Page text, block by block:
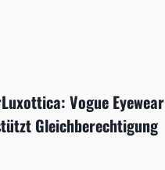
Vogue Eyewear
Gleichberechtigung